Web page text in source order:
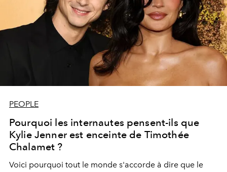
PEOPLE
Pourquoi les internautes pensent-ils que
Kylie Jenner est enceinte de Timothée
Chalamet ?
Voici pourquoi tout le monde s'accorde à dire que le